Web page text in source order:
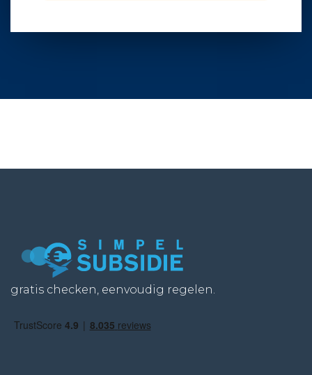
gratis checken, eenvoudig regelen.